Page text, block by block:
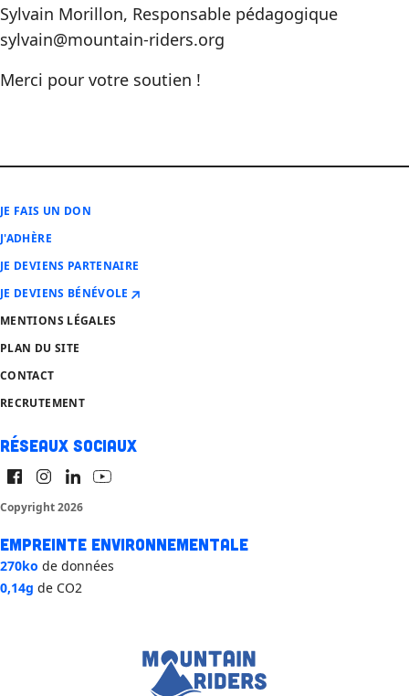
Sylvain Morillon, Responsable pédagogique
sylvain@mountain-riders.org
Merci pour votre soutien !
JE FAIS UN DON
J'ADHÈRE
JE DEVIENS PARTENAIRE
JE DEVIENS BÉNÉVOLE
MENTIONS LÉGALES
PLAN DU SITE
CONTACT
RECRUTEMENT
Réseaux sociaux
Copyright 2026
Empreinte environnementale
270ko de données
0,14g de CO2